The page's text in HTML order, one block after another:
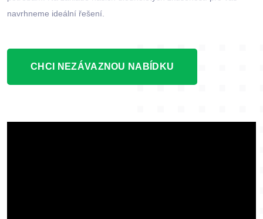
navrhneme ideální řešení.
CHCI NEZÁVAZNOU NABÍDKU